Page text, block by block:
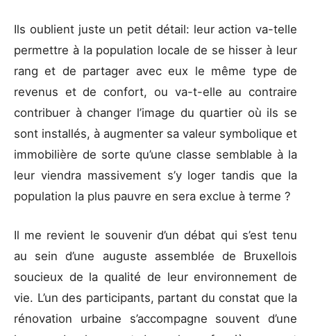
Ils oublient juste un petit détail: leur action va-telle
permettre à la population locale de se hisser à leur
rang et de partager avec eux le même type de
revenus et de confort, ou va-t-elle au contraire
contribuer à changer l’image du quartier où ils se
sont installés, à augmenter sa valeur symbolique et
immobilière de sorte qu’une classe semblable à la
leur viendra massivement s’y loger tandis que la
population la plus pauvre en sera exclue à terme ?
Il me revient le souvenir d’un débat qui s’est tenu
au sein d’une auguste assemblée de Bruxellois
soucieux de la qualité de leur environnement de
vie. L’un des participants, partant du constat que la
rénovation urbaine s’accompagne souvent d’une